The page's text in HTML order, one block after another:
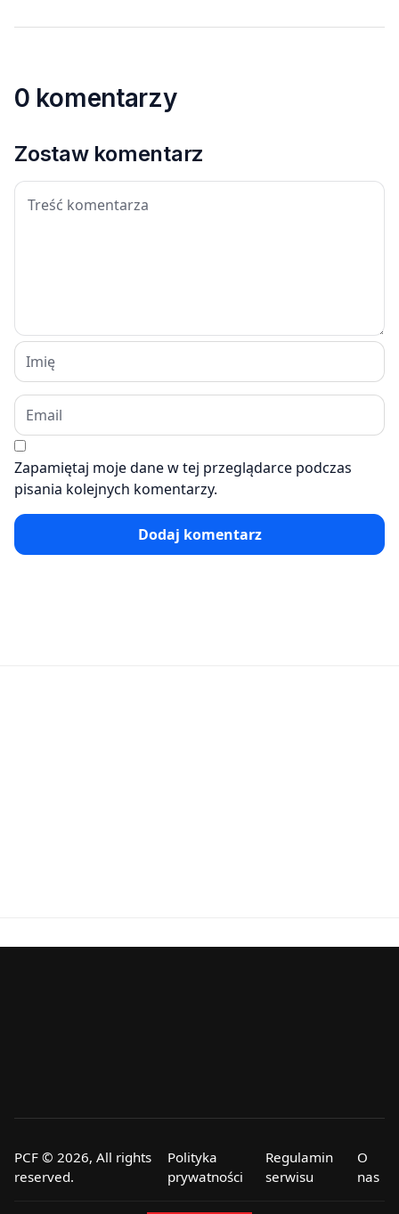
0 komentarzy
Zostaw komentarz
Zapamiętaj moje dane w tej przeglądarce podczas
pisania kolejnych komentarzy.
Dodaj komentarz
PCF © 2026, All rights
reserved.
Polityka
prywatności
Regulamin
serwisu
O
nas